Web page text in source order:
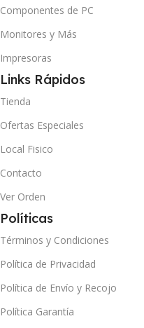
Componentes de PC
Monitores y Más
Impresoras
Links Rápidos
Tienda
Ofertas Especiales
Local Fisico
Contacto
Ver Orden
Políticas
Términos y Condiciones
Política de Privacidad
Política de Envío y Recojo
Política Garantía